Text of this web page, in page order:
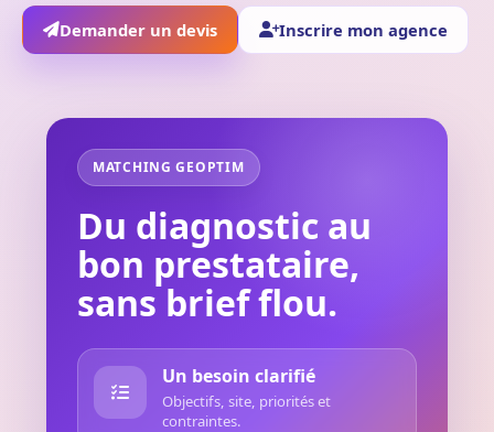
Demander un devis Inscrire mon agence
MATCHING GEOPTIM
Du diagnostic au
bon prestataire,
sans brief flou.
Un besoin clarifié
Objectifs, site, priorités et
contraintes.